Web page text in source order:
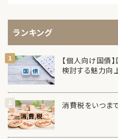
ランキング
【個人向け国債
検討する魅力向
消費税をいつま